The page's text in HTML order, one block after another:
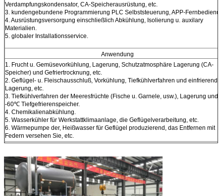
Verdampfungskondensator, CA-Speicherausrüstung, etc.
3. kundengebundene Programmierung PLC Selbststeuerung, APP-
4. Ausrüstungsversorgung einschließlich Abkühlung, Isolierung u. auxilary
Materialien.
5. globaler Installationsservice.
Anwendung
1. Frucht u. Gemüsevorkühlung, Lagerung, Schutzatmosphäre Lagerung (CA-
Speicher) und Gefriertrocknung, etc.
2. Geflügel- u. Fleischausschluß, Vorkühlung, Tiefkühlverfahren und einfrierende
Lagerung, etc.
3. Tiefkühlverfahren der Meeresfrüchte (Fische u. Garnele, usw.), Lagerung und
-60℃ Tiefgefrierenspeicher.
4. Chemikalienabkühlung.
5. Wasserkühler für Werkstattklimaanlage, die Geflügelverarbeitung, etc.
6. Wärmepumpe der, Heißwasser für Geflügel produzierend, das Entfernen mit
Federn versehen Sie, etc.
1. Wir tun nicht Ammoniak bezogene Kühlanlage.
2. Werbungsklimaanlage.
3. Luftkompressor.
Medien u. Kontaktdaten Socia